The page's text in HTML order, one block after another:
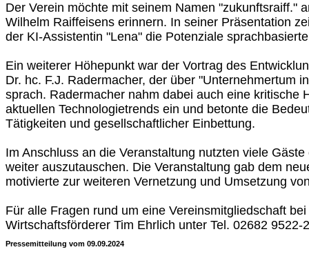
Der Verein möchte mit seinem Namen "zukunftsraiff."
Wilhelm Raiffeisens erinnern. In seiner Präsentation
der KI-Assistentin "Lena" die Potenziale
Ein weiterer Höhepunkt war der Vortrag des
Dr. hc. F.J. Radermacher, der über "Unternehmertum
sprach. Radermacher nahm dabei auch eine kritische
aktuellen Technologietrends ein und betonte die
Tätigkeiten und gesellschaftlicher Einbettung.
Im Anschluss an die Veranstaltung nutzten viele
weiter auszutauschen. Die Veranstaltung gab dem
motivierte zur weiteren Vernetzung und Umsetzung
Für alle Fragen rund um eine Vereinsmitgliedschaft
Wirtschaftsförderer Tim Ehrlich unter Tel. 02682 9522-
Pressemitteilung vom 09.09.2024